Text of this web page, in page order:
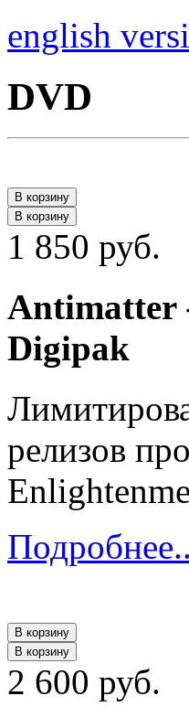
english
DVD
В корзину
В корзину
1 850 руб.
Antimatter
Digipak
релизов
В корзину
В корзину
2 600 руб.